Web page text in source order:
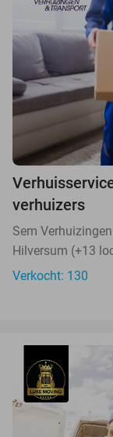
verhuizers
Sem
Hilversum (+13
Verkocht: 130